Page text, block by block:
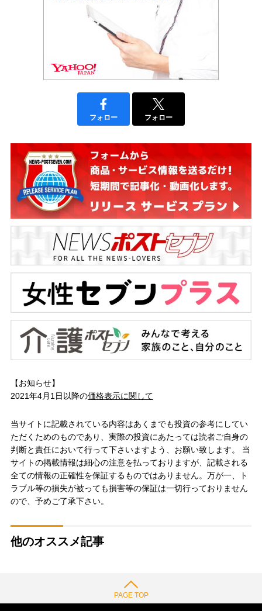
フォロー フォロー
【お知らせ】
2021年4月1日以降の価格表示に関して
当サイトに記載されている内容はあくまでも投資の参考にしてい
ただくためのものであり、実際の投資にあたっては読者ご自身の
判断と責任において行って下さいますよう、お願い致します。 当
サイトの掲載情報は細心の注意を払っておりますが、記載される
全ての情報の正確性を保証するものではありません。万が一、ト
ラブル等の損失が被っても損害等の保証は一切行っておりません
ので、予めご了承下さい。
他のオススメ記事
PAGE TOP